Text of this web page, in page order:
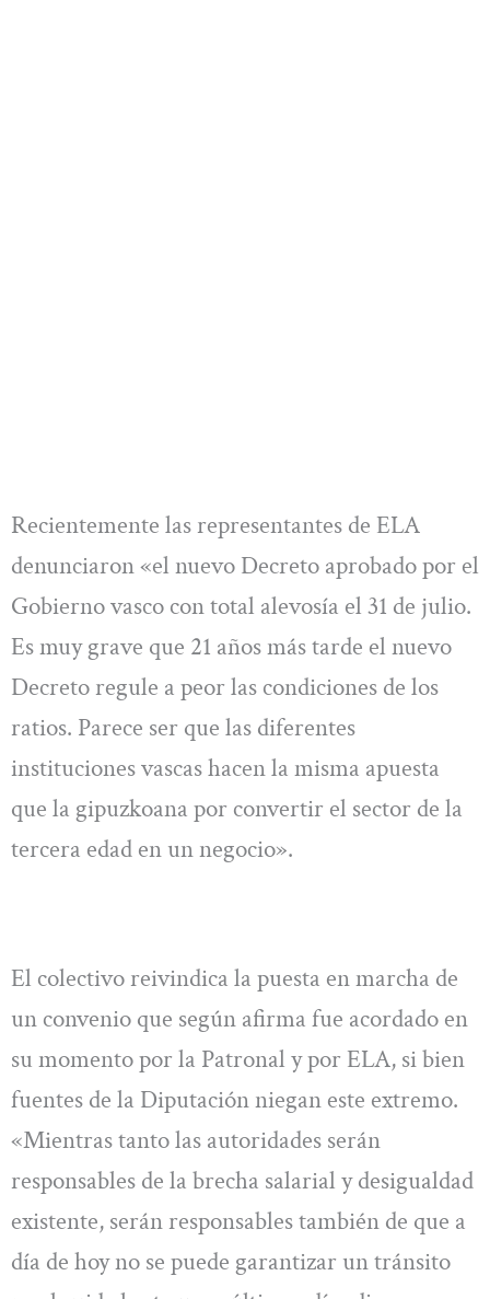
Recientemente las representantes de ELA
denunciaron «el nuevo Decreto aprobado por el
Gobierno vasco con total alevosía el 31 de julio.
Es muy grave que 21 años más tarde el nuevo
Decreto regule a peor las condiciones de los
ratios. Parece ser que las diferentes
instituciones vascas hacen la misma apuesta
que la gipuzkoana por convertir el sector de la
tercera edad en un negocio».
El colectivo reivindica la puesta en marcha de
un convenio que según afirma fue acordado en
su momento por la Patronal y por ELA, si bien
fuentes de la Diputación niegan este extremo.
«Mientras tanto las autoridades serán
responsables de la brecha salarial y desigualdad
existente, serán responsables también de que a
día de hoy no se puede garantizar un tránsito